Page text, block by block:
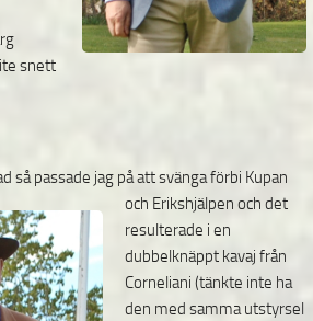
snett
så passade jag på att svänga förbi Kupan
och Erikshjälpen och det
resulterade i en
dubbelknäppt kavaj från
Corneliani (tänkte inte ha
den med samma utstyrsel